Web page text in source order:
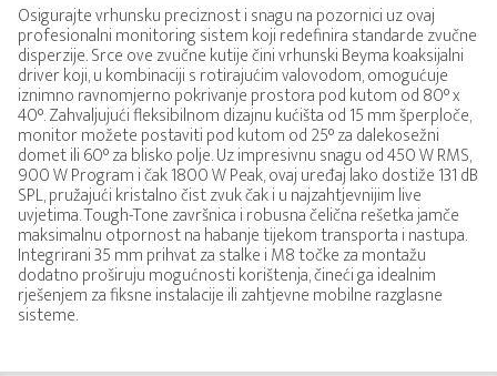
Osigurajte vrhunsku preciznost i snagu na pozornici uz ovaj
profesionalni monitoring sistem koji redefinira standarde zvučne
disperzije. Srce ove zvučne kutije čini vrhunski Beyma koaksijalni
driver koji, u kombinaciji s rotirajućim valovodom, omogućuje
iznimno ravnomjerno pokrivanje prostora pod kutom od 80° x
40°. Zahvaljujući fleksibilnom dizajnu kućišta od 15 mm šperploče,
monitor možete postaviti pod kutom od 25° za dalekosežni
domet ili 60° za blisko polje. Uz impresivnu snagu od 450 W RMS,
900 W Program i čak 1800 W Peak, ovaj uređaj lako dostiže 131 dB
SPL, pružajući kristalno čist zvuk čak i u najzahtjevnijim live
uvjetima. Tough-Tone završnica i robusna čelična rešetka jamče
maksimalnu otpornost na habanje tijekom transporta i nastupa.
Integrirani 35 mm prihvat za stalke i M8 točke za montažu
dodatno proširuju mogućnosti korištenja, čineći ga idealnim
rješenjem za fiksne instalacije ili zahtjevne mobilne razglasne
sisteme.